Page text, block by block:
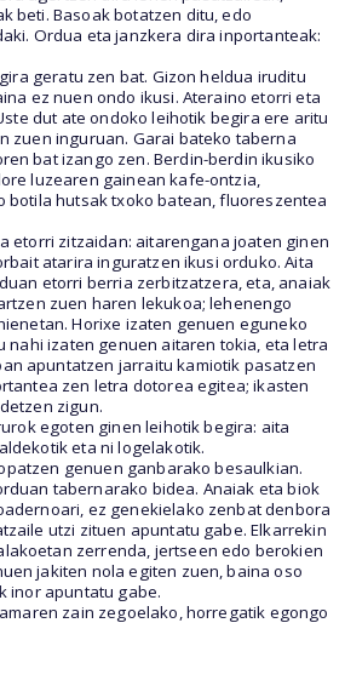
beti. Basoak botatzen ditu, edo
Ordua eta janzkera dira inportanteak:
geratu zen bat. Gizon heldua iruditu
ez nuen ondo ikusi. Ateraino etorri eta
dut ate ondoko leihotik begira ere aritu
zuen inguruan. Garai bateko taberna
bat izango zen. Berdin-berdin ikusiko
luzearen gainean kafe-ontzia,
botila hutsak txoko batean, fluoreszentea
etorri zitzaidan: aitarengana joaten ginen
atarira inguratzen ikusi orduko. Aita
etorri berria zerbitzatzera, eta, anaiak
zuen haren lekukoa; lehenengo
Horixe izaten genuen eguneko
nahi izaten genuen aitaren tokia, eta letra
apuntatzen jarraitu kamiotik pasatzen
zen letra dotorea egitea; ikasten
zigun.
egoten ginen leihotik begira: aita
eta ni logelakotik.
genuen ganbarako besaulkian.
tabernarako bidea. Anaiak eta biok
ez genekielako zenbat denbora
utzi zituen apuntatu gabe. Elkarrekin
zerrenda, jertseen edo berokien
jakiten nola egiten zuen, baina oso
inor apuntatu gabe.
zain zegoelako, horregatik egongo